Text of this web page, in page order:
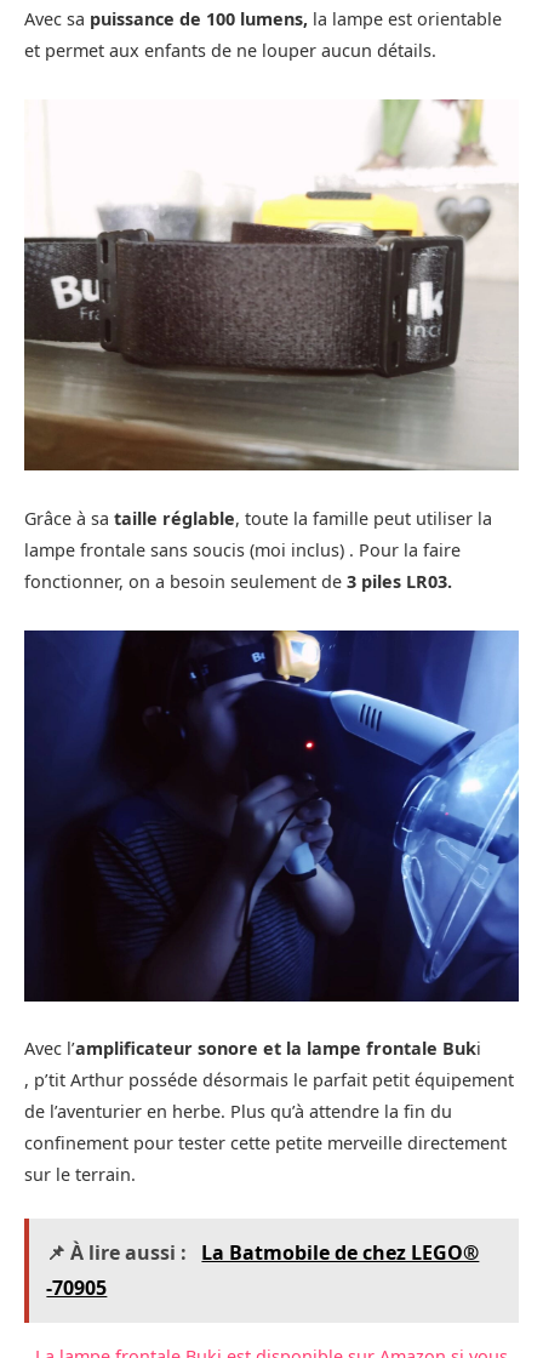
Avec sa puissance de 100 lumens, la lampe est orientable
et permet aux enfants de ne louper aucun détails.
Grâce à sa taille réglable, toute la famille peut utiliser la
lampe frontale sans soucis (moi inclus) . Pour la faire
fonctionner, on a besoin seulement de 3 piles LR03.
Avec l’amplificateur sonore et la lampe frontale Buki
, p’tit Arthur posséde désormais le parfait petit équipement
de l’aventurier en herbe. Plus qu’à attendre la fin du
confinement pour tester cette petite merveille directement
sur le terrain.
📌 À lire aussi :
La Batmobile de chez LEGO®
-70905